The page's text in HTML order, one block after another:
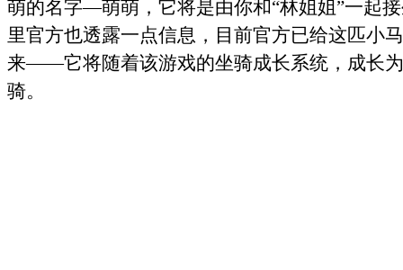
萌的名字—萌萌，它将是由你和“林姐姐”一起
里官方也透露一点信息，目前官方已给这匹小
来——它将随着该游戏的坐骑成长系统，成长
骑。